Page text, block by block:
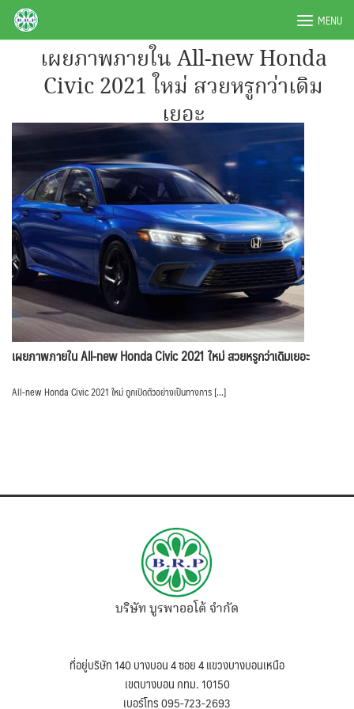
SkipBRPAUTO.COM MENU
เผยภาพภายใน All-new Honda
Civic 2021 ใหม่ สวยหรูกว่าเดิม
เยอะ
เผยภาพภายใน All-new Honda Civic 2021 ใหม่ สวยหรูกว่าเดิมเยอะ
All-new Honda Civic 2021 ใหม่ ถูกเปิดตัวอย่างเป็นทางการ […]
บริษัท บูรพาออโต้ จำกัด
ที่อยู่บริษัท 140 บางบอน 4 ซอย 4 แขวงบางบอนเหนือ
เขตบางบอน กทม. 10150
เบอร์โทร 095-723-2693